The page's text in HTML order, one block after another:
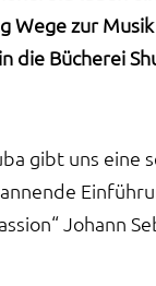
Wege zur Musik
die Bücherei
gibt uns eine
Johann